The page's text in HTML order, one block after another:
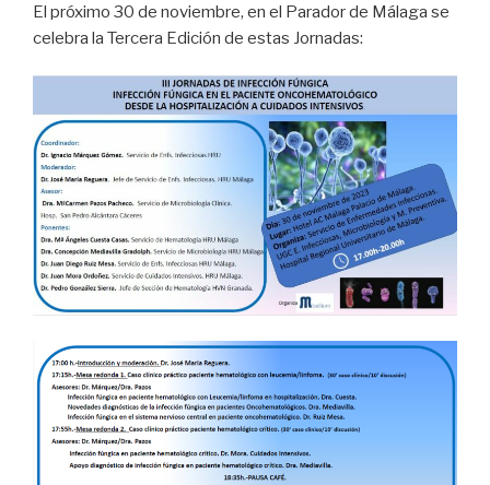
El próximo 30 de noviembre, en el Parador de Málaga se
celebra la Tercera Edición de estas Jornadas: